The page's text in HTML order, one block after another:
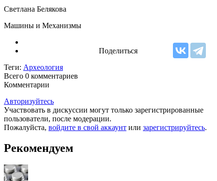
Светлана Белякова
Машины и Механизмы
Поделиться
Теги: Археология
Всего 0 комментариев
Комментарии
Авторизуйтесь
Участвовать в дискуссии могут только зарегистрированные
пользователи, после модерации.
Пожалуйста, войдите в свой аккаунт или зарегистрируйтесь.
Рекомендуем